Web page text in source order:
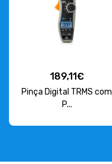
189,11€
Pinça Digital TRMS com
P...